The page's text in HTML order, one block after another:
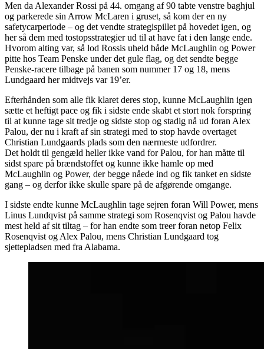
Men da Alexander Rossi på 44. omgang af 90 tabte venstre baghjul
og parkerede sin Arrow McLaren i gruset, så kom der en ny
safetycarperiode – og det vendte strategispillet på hovedet igen, og
her så dem med tostopsstrategier ud til at have fat i den lange ende.
Hvorom alting var, så lod Rossis uheld både McLaughlin og Power
pitte hos Team Penske under det gule flag, og det sendte begge
Penske-racere tilbage på banen som nummer 17 og 18, mens
Lundgaard her midtvejs var 19’er.
Efterhånden som alle fik klaret deres stop, kunne McLaughlin igen
sætte et heftigt pace og fik i sidste ende skabt et stort nok forspring
til at kunne tage sit tredje og sidste stop og stadig nå ud foran Alex
Palou, der nu i kraft af sin strategi med to stop havde overtaget
Christian Lundgaards plads som den nærmeste udfordrer.
Det holdt til gengæld heller ikke vand for Palou, for han måtte til
sidst spare på brændstoffet og kunne ikke hamle op med
McLaughlin og Power, der begge nåede ind og fik tanket en sidste
gang – og derfor ikke skulle spare på de afgørende omgange.
I sidste endte kunne McLaughlin tage sejren foran Will Power, mens
Linus Lundqvist på samme strategi som Rosenqvist og Palou havde
mest held af sit tiltag – for han endte som treer foran netop Felix
Rosenqvist og Alex Palou, mens Christian Lundgaard tog
sjettepladsen med fra Alabama.